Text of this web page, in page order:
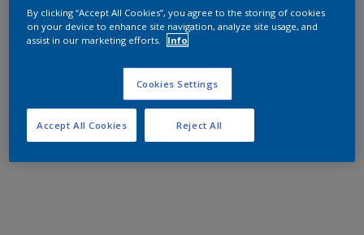
By clicking “Accept All Cookies”, you agree to the storing of cookies
on your device to enhance site navigation, analyze site usage, and
assist in our marketing efforts.
Info
Cookies Settings
Reject All
Accept All Cookies